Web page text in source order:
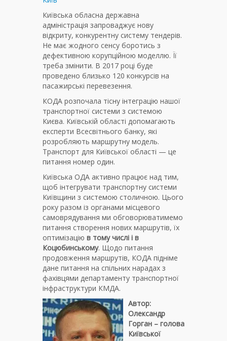
Київська обласна державна
адміністрація запроваджує нову
відкриту, конкурентну систему тендерів.
Не має жодного сенсу боротись з
дефективною корупційною моделлю. Її
треба змінити. В 2017 році буде
проведено близько 120 конкурсів на
пасажирські перевезення.
КОДА розпочала тісну інтеграцію нашої
транспортної системи з системою
Києва. Київській області допомагають
експерти Всесвітнього банку, які
розробляють маршрутну модель.
Транспорт для Київської області — це
питання номер один.
Київська ОДА активно працює над тим,
щоб інтегрувати транспортну системи
Київщини з системою столичною. Цього
року разом із органами місцевого
самоврядування ми обговорюватимемо
питання створення нових маршрутів, їх
оптимізацію в тому числі і в
Коцюбинському. Щодо питання
продовження маршрутів, КОДА підніме
дане питання на спільних нарадах з
фахівцями департаменту транспортної
інфраструктури КМДА.
Автор:
Олександр
Горган – голова
Київської